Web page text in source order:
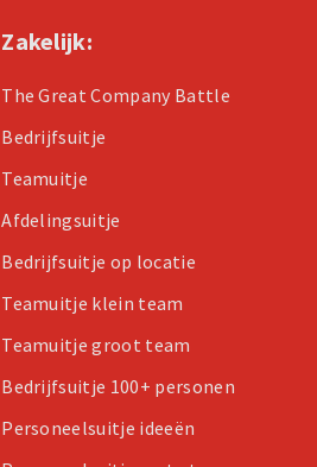
Zakelijk:
The Great Company Battle
Bedrijfsuitje
Teamuitje
Afdelingsuitje
Bedrijfsuitje op locatie
Teamuitje klein team
Teamuitje groot team
Bedrijfsuitje 100+ personen
Personeelsuitje ideeën